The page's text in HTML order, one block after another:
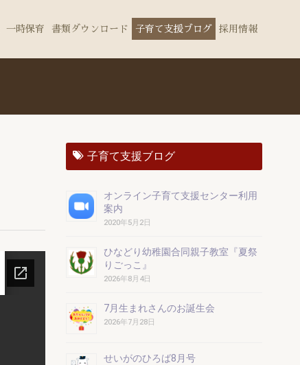
一時保育 書類ダウンロード 子育て支援ブログ 採用情報
子育て支援ブログ
オンライン子育て支援センター利用
案内
2020年5月2日
ひなどり幼稚園合同親子教室『夏祭
りごっこ』
2026年8月4日
7月生まれさんのお誕生会
2026年7月28日
せいがのひろば8月号